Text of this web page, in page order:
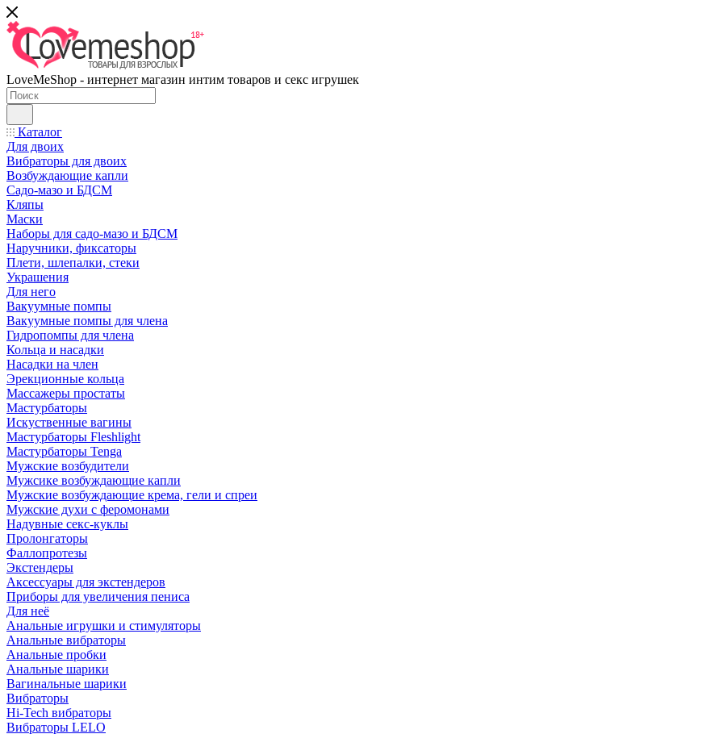
LoveMeShop - интернет магазин интим товаров и секс игрушек
Каталог
Для двоих
Вибраторы для двоих
Возбуждающие капли
Садо-мазо и БДСМ
Кляпы
Маски
Наборы для садо-мазо и БДСМ
Наручники, фиксаторы
Плети, шлепалки, стеки
Украшения
Для него
Вакуумные помпы
Вакуумные помпы для члена
Гидропомпы для члена
Кольца и насадки
Насадки на член
Эрекционные кольца
Массажеры простаты
Мастурбаторы
Искуственные вагины
Мастурбаторы Fleshlight
Мастурбаторы Tenga
Мужские возбудители
Мужсике возбуждающие капли
Мужские возбуждающие крема, гели и спреи
Мужские духи с феромонами
Надувные секс-куклы
Пролонгаторы
Фаллопротезы
Экстендеры
Аксессуары для экстендеров
Приборы для увеличения пениса
Для неё
Анальные игрушки и стимуляторы
Анальные вибраторы
Анальные пробки
Анальные шарики
Вагинальные шарики
Вибраторы
Hi-Tech вибраторы
Вибраторы LELO